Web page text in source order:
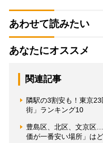
あわせて読みたい
あなたにオススメ
関連記事
隣駅の3割安も！東京
街」ランキング10
豊島区、北区、文京
価が一番安い場所」は